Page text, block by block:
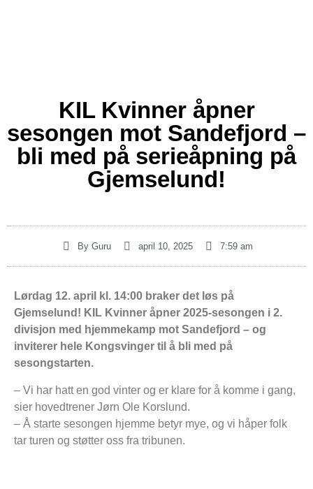
KIL Kvinner åpner
sesongen mot Sandefjord –
bli med på serieåpning på
Gjemselund!
ByGuru april 10, 2025 7:59 am
Lørdag 12. april kl. 14:00 braker det løs på
Gjemselund! KIL Kvinner åpner 2025-sesongen i 2.
divisjon med hjemmekamp mot Sandefjord – og
inviterer hele Kongsvinger til å bli med på
sesongstarten.
– Vi har hatt en god vinter og er klare for å komme i gang,
sier hovedtrener Jørn Ole Korslund.
– Å starte sesongen hjemme betyr mye, og vi håper folk
tar turen og støtter oss fra tribunen.